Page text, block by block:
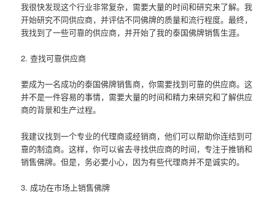
我很快发现这个行业非常复杂，需要大量的时间和研究来了解。我
开始研究不同供应商，并评估不同佛牌的质量和流行程度。最终，
我找到了一些可靠的供应商，并开始了我的泰国佛牌销售生涯。
2. 查找可靠供应商
要成为一名成功的泰国佛牌销售商，你需要找到可靠的供应商。这
并不是一件容易的事情，需要大量的时间和精力来研究和了解供应
商的背景和生产过程。
我建议找到一个专业的代理商或经销商，他们可以帮助你连结到可
靠的制造商。这样，你可以省去寻找供应商的时间，专注于推销和
销售佛牌。但是，务必要小心，因为有些代理商并不是诚实的。
3. 成功在市场上销售佛牌